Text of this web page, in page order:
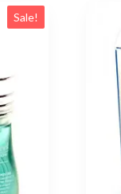
Sale!